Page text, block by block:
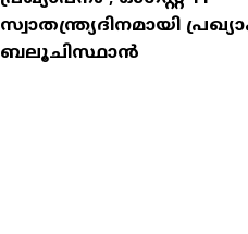
സ്വാതന്ത്ര്യദിനമായി
ബലൂചിസ്ഥാൻ